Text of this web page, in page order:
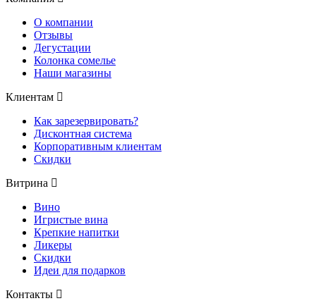
О компании
Отзывы
Дегустации
Колонка сомелье
Наши магазины
Клиентам
Как зарезервировать?
Дисконтная система
Корпоративным клиентам
Скидки
Витрина
Вино
Игристые вина
Крепкие напитки
Ликеры
Скидки
Идеи для подарков
Контакты